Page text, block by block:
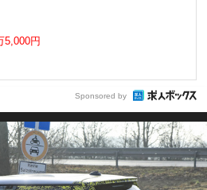
5,000円
Sponsored by